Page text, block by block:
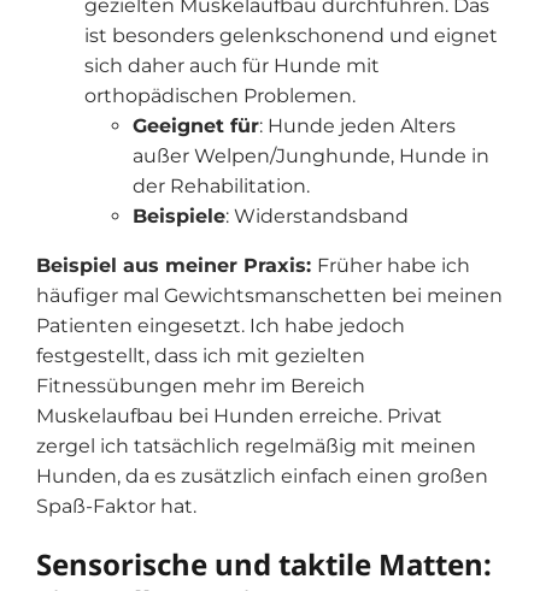
gezielten Muskelaufbau durchführen. Das
ist besonders gelenkschonend und eignet
sich daher auch für Hunde mit
orthopädischen Problemen.
Geeignet für: Hunde jeden Alters
außer Welpen/Junghunde, Hunde in
der Rehabilitation.
Beispiele: Widerstandsband
Beispiel aus meiner Praxis: Früher habe ich
häufiger mal Gewichtsmanschetten bei meinen
Patienten eingesetzt. Ich habe jedoch
festgestellt, dass ich mit gezielten
Fitnessübungen mehr im Bereich
Muskelaufbau bei Hunden erreiche. Privat
zergel ich tatsächlich regelmäßig mit meinen
Hunden, da es zusätzlich einfach einen großen
Spaß-Faktor hat.
Sensorische und taktile Matten: